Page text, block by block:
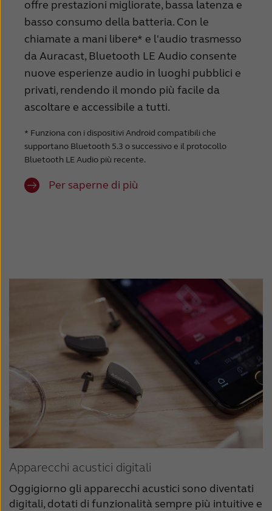
Suisse
Suomi Sverige
United Kingdom
United States Österreich
offre prestazioni migliorate, bassa latenza e
basso consumo della batteria. Con le
chiamate a mani libere* e l'audio trasmesso
da Auracast, Bluetooth LE Audio consente
nuove esperienze audio in luoghi pubblici e
privati, rendendo il mondo più facile da
ascoltare e accessibile a tutti.
* Funziona con i dispositivi Android compatibili che
supportano Bluetooth 5.3 o successivo e il protocollo
Bluetooth LE Audio più recente.
Per saperne di più
Apparecchi acustici digitali
Oggigiorno gli apparecchi acustici sono diventati
digitali, dotati di funzionalità sempre più intuitive e